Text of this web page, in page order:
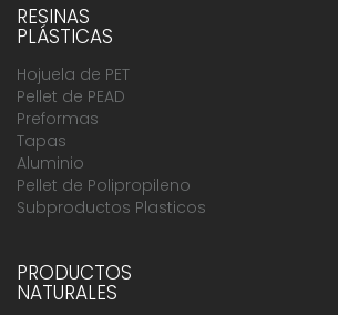
RESINAS
PLÁSTICAS
Hojuela de PET
Pellet de PEAD
Preformas
Tapas
Aluminio
Pellet de Polipropileno
Subproductos Plasticos
PRODUCTOS
NATURALES